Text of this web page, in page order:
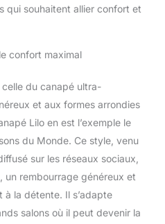
efficacement le dos, la taille et
lisiez ou vous reposiez, ce
longues séances assises.
qui souhaitent allier confort et
confort maximal
du canapé ultra-
et aux formes arrondies
Lilo en est l’exemple le
du Monde. Ce style, venu
sur les réseaux sociaux,
un rembourrage généreux et
la détente. Il s’adapte
salons où il peut devenir la